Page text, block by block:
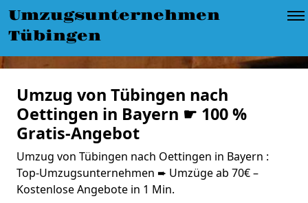
Umzugsunternehmen
Tübingen
Umzug von Tübingen nach
Oettingen in Bayern ☛ 100 %
Gratis-Angebot
Umzug von Tübingen nach Oettingen in Bayern :
Top-Umzugsunternehmen ➨ Umzüge ab 70€ –
Kostenlose Angebote in 1 Min.